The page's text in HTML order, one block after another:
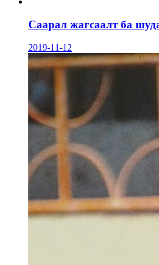
Саарал жагсаалт ба
2019-11-12